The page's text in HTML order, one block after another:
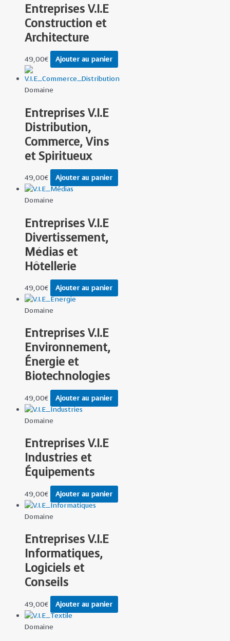
Entreprises V.I.E
Construction et
Architecture
49,00€ Ajouter au panier
Domaine
Entreprises V.I.E
Distribution,
Commerce, Vins
et Spiritueux
49,00€ Ajouter au panier
Domaine
Entreprises V.I.E
Divertissement,
Médias et
Hôtellerie
49,00€ Ajouter au panier
Domaine
Entreprises V.I.E
Environnement,
Énergie et
Biotechnologies
49,00€ Ajouter au panier
Domaine
Entreprises V.I.E
Industries et
Équipements
49,00€ Ajouter au panier
Domaine
Entreprises V.I.E
Informatiques,
Logiciels et
Conseils
49,00€ Ajouter au panier
Domaine